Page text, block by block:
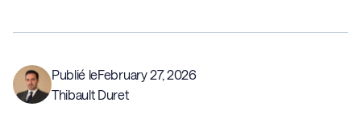
Publié leFebruary 27, 2026
Thibault Duret